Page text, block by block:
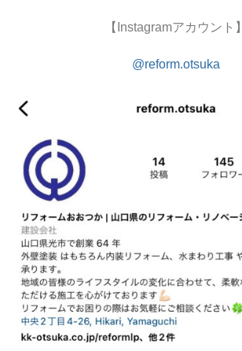
【Instagramアカウント】
@reform.otsuka